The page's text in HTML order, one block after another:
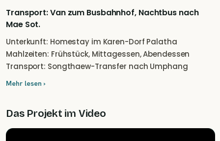
Transport: Van zum Busbahnhof, Nachtbus nach
Mae Sot.
Unterkunft: Homestay im Karen-Dorf Palatha
Mahlzeiten: Frühstück, Mittagessen, Abendessen
Transport: Songthaew-Transfer nach Umphang
Mehr lesen ›
Das Projekt im Video